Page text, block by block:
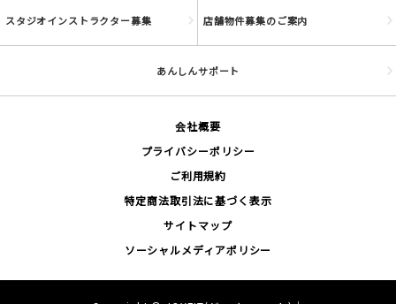
スタジオインストラクター募集 店舗物件募集のご案内
あんしんサポート
会社概要
プライバシーポリシー
ご利用規約
特定商法取引法に基づく表示
サイトマップ
ソーシャルメディアポリシー